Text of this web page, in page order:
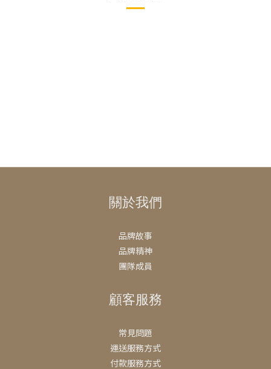
關於我們
品牌故事
品牌精神
團隊成員
顧客服務
常見問題
運送服務方式
付款服務方式